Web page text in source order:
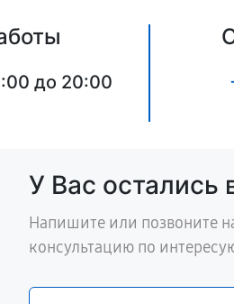
до 20:00
У Вас остались
Напишите или позвоните
консультацию по